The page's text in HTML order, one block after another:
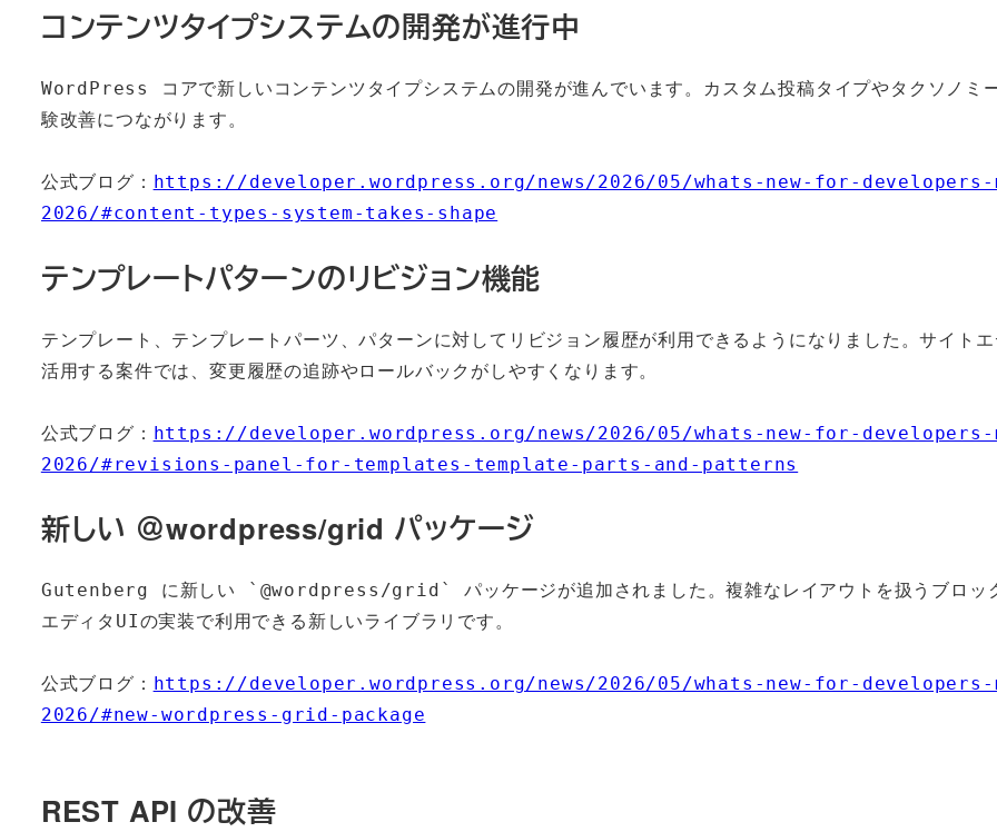
コンテンツタイプシステムの開発が進行中
WordPress コアで新しいコンテンツタイプシステムの開発が進んでいます。カスタム投稿タイプやタクソノミ
験改善につながります。
公式ブログ： https://developer.wordpress.org/news/2026/05/whats-new-for-developers-
2026/#content-types-system-takes-shape
テンプレートパターンのリビジョン機能
テンプレート、テンプレートパーツ、パターンに対してリビジョン履歴が利用できるようになりました。サイト
活用する案件では、変更履歴の追跡やロールバックがしやすくなります。
公式ブログ： https://developer.wordpress.org/news/2026/05/whats-new-for-developers-
2026/#revisions-panel-for-templates-template-parts-and-patterns
新しい ＠wordpress/grid パッケージ
Gutenberg に新しい `@wordpress/grid` パッケージが追加されました。複雑なレイアウトを扱うブロッ
エディタUIの実装で利用できる新しいライブラリです。
公式ブログ： https://developer.wordpress.org/news/2026/05/whats-new-for-developers-
2026/#new-wordpress-grid-package
REST API の改善